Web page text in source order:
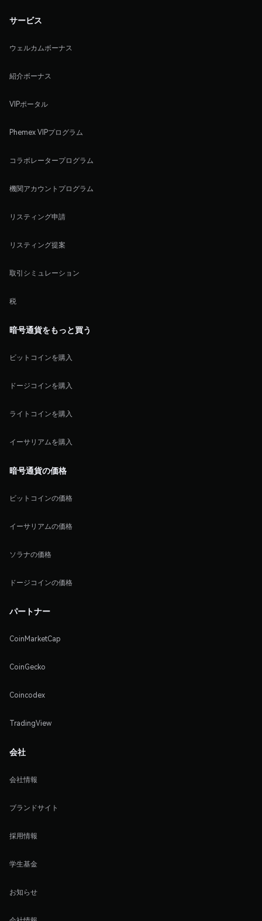
サービス
ウェルカムボーナス
紹介ボーナス
VIPポータル
Phemex VIPプログラム
コラボレータープログラム
機関アカウントプログラム
リスティング申請
リスティング提案
取引シミュレーション
税
暗号通貨をもっと買う
ビットコインを購入
ドージコインを購入
ライトコインを購入
イーサリアムを購入
暗号通貨の価格
ビットコインの価格
イーサリアムの価格
ソラナの価格
ドージコインの価格
パートナー
CoinMarketCap
CoinGecko
Coincodex
TradingView
会社
会社情報
ブランドサイト
採用情報
学生基金
お知らせ